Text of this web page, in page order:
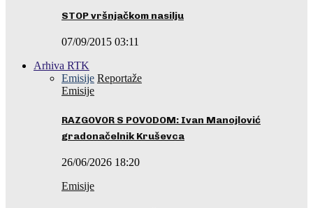
STOP vršnjačkom nasilju
07/09/2015 03:11
Arhiva RTK
Emisije Reportaže
Emisije
RAZGOVOR S POVODOM: Ivan Manojlović
gradonačelnik Kruševca
26/06/2026 18:20
Emisije